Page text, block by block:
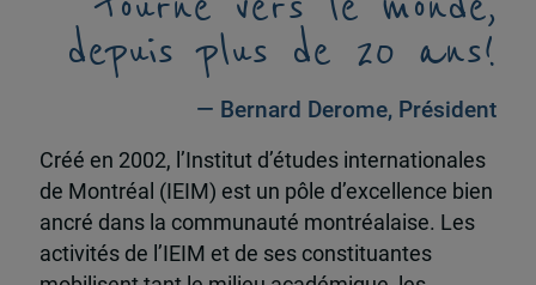
depuis plus de 20 ans!
— Bernard Derome, Président
Créé en 2002, l’Institut d’études internationales
de Montréal (IEIM) est un pôle d’excellence bien
ancré dans la communauté montréalaise. Les
activités de l’IEIM et de ses constituantes